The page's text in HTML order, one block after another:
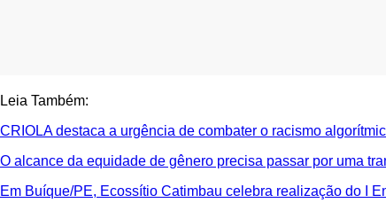
Leia Também:
CRIOLA destaca a urgência de combater o racismo
O alcance da equidade de gênero precisa passar por uma
Em Buíque/PE, Ecossítio Catimbau celebra realização do I